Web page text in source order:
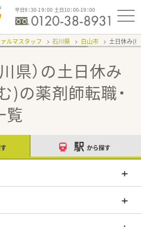
平日9：30-19：00 土日10：00-19：00
ルマスタッフ 石川県 白山市 土日休み(
県）の土日休み
)の薬剤師転職・
覧
駅 から探す